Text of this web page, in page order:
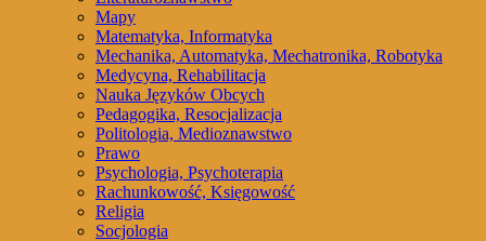
Mapy
Matematyka, Informatyka
Mechanika, Automatyka, Mechatronika, Robotyka
Medycyna, Rehabilitacja
Nauka Języków Obcych
Pedagogika, Resocjalizacja
Politologia, Medioznawstwo
Prawo
Psychologia, Psychoterapia
Rachunkowość, Księgowość
Religia
Socjologia